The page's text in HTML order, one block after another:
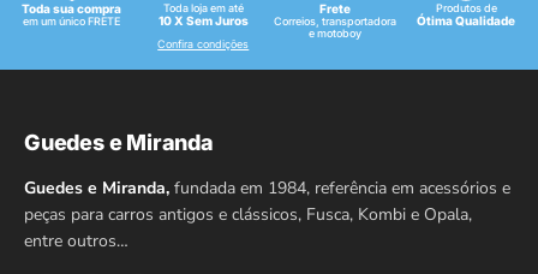
Toda sua compra
em um único FRETE
Toda loja em até
10 X Sem Juros
Confira condições
Frete
Correios, transportadora
e motoboy
Produtos de
Ótima Qualidade
Guedes e Miranda
Guedes e Miranda, fundada em 1984, referência em acessórios e
peças para carros antigos e clássicos, Fusca, Kombi e Opala,
entre outros…